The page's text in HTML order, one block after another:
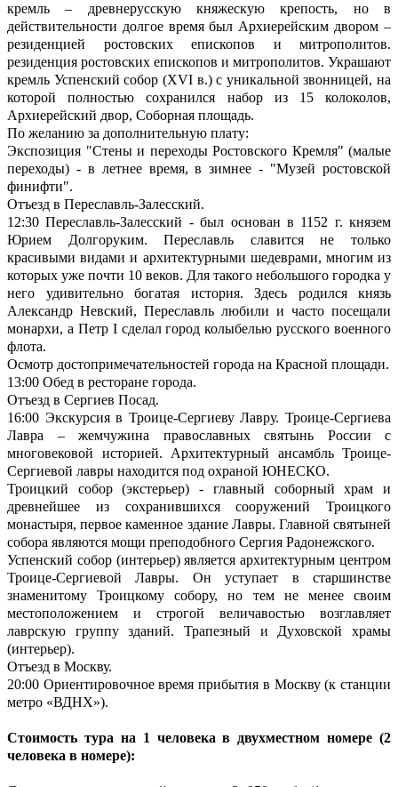
кремль – древнерусскую княжескую крепость, но в
действительности долгое время был Архиерейским двором –
резиденцией ростовских епископов и митрополитов.
резиденция ростовских епископов и митрополитов. Украшают
кремль Успенский собор (XVI в.) с уникальной звонницей, на
которой полностью сохранился набор из 15 колоколов,
Архиерейский двор, Соборная площадь.
По желанию за дополнительную плату:
Экспозиция "Стены и переходы Ростовского Кремля" (малые
переходы) - в летнее время, в зимнее - "Музей ростовской
финифти".
Отъезд в Переславль-Залесский.
12:30 Переславль-Залесский - был основан в 1152 г. князем
Юрием Долгоруким. Переславль славится не только
красивыми видами и архитектурными шедеврами, многим из
которых уже почти 10 веков. Для такого небольшого городка у
него удивительно богатая история. Здесь родился князь
Александр Невский, Переславль любили и часто посещали
монархи, а Петр I сделал город колыбелью русского военного
флота.
Осмотр достопримечательностей города на Красной площади.
13:00 Обед в ресторане города.
Отъезд в Сергиев Посад.
16:00 Экскурсия в Троице-Сергиеву Лавру. Троице-Сергиева
Лавра – жемчужина православных святынь России с
многовековой историей. Архитектурный ансамбль Троице-
Сергиевой лавры находится под охраной ЮНЕСКО.
Троицкий собор (экстерьер) - главный соборный храм и
древнейшее из сохранившихся сооружений Троицкого
монастыря, первое каменное здание Лавры. Главной святыней
собора являются мощи преподобного Сергия Радонежского.
Успенский собор (интерьер) является архитектурным центром
Троице-Сергиевой Лавры. Он уступает в старшинстве
знаменитому Троицкому собору, но тем не менее своим
местоположением и строгой величавостью возглавляет
лаврскую группу зданий. Трапезный и Духовской храмы
(интерьер).
Отъезд в Москву.
20:00 Ориентировочное время прибытия в Москву (к станции
метро «ВДНХ»).
Стоимость тура на 1 человека в двухместном номере (2
человека в номере):